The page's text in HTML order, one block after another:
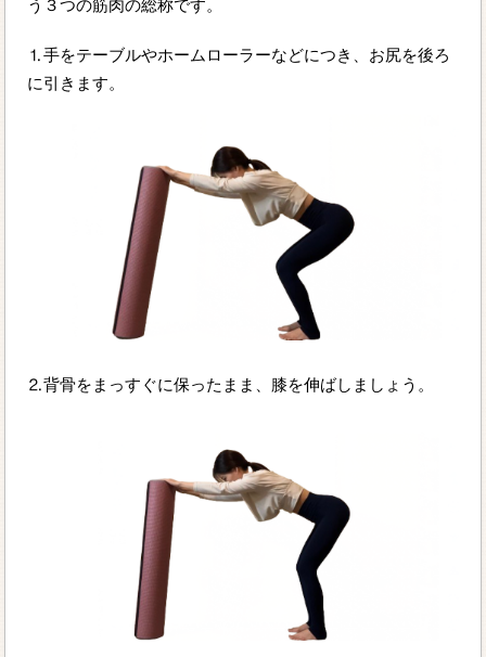
う３つの筋肉の総称です。
⒈手をテーブルやホームローラーなどにつき、お尻を後ろ
に引きます。
⒉背骨をまっすぐに保ったまま、膝を伸ばしましょう。